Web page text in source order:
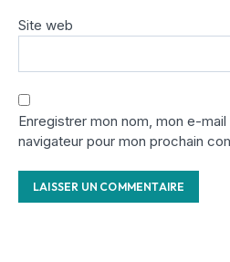
Site web
Enregistrer mon nom, mon e-
navigateur pour mon prochain